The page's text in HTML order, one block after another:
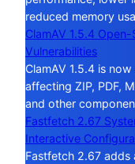
reduced memory
ClamAV 1.5.4
Vulnerabilities
ClamAV 1.5.4 is
affecting ZIP, PDF,
and other
Fastfetch 2.67
Interactive
Fastfetch 2.67 adds